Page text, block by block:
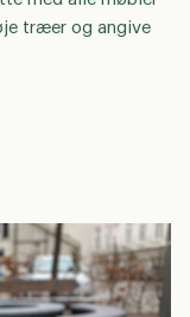
træer og angive